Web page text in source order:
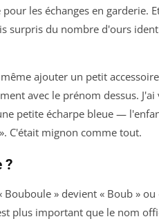
les échanges en garderie.
surpris du nombre d'ours
ajouter un petit
avec le prénom dessus. J'ai
petite écharpe bleue —
C'était mignon comme tout.
?
» devient « Boub » ou
plus important que le nom